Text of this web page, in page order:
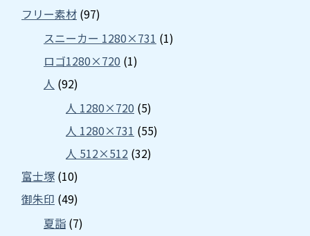
フリー素材 (97)
スニーカー 1280×731 (1)
ロゴ1280×720 (1)
人 (92)
人 1280×720 (5)
人 1280×731 (55)
人 512×512 (32)
富士塚 (10)
御朱印 (49)
夏詣 (7)